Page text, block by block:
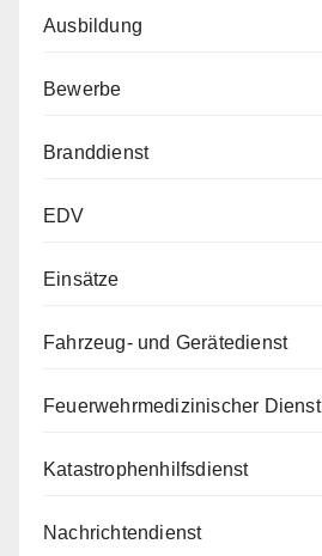
Ausbildung
Bewerbe
Branddienst
EDV
Einsätze
Fahrzeug- und Gerätedienst
Feuerwehrmedizinischer Dienst
Katastrophenhilfsdienst
Nachrichtendienst